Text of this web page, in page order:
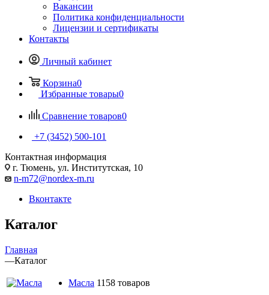
Вакансии
Политика конфиденциальности
Лицензии и сертификаты
Контакты
Личный кабинет
Корзина0
Избранные товары0
Сравнение товаров0
+7 (3452) 500-101
Контактная информация
г. Тюмень, ул. Институтская, 10
n-m72@nordex-m.ru
Вконтакте
Каталог
Главная
—Каталог
Масла 1158 товаров